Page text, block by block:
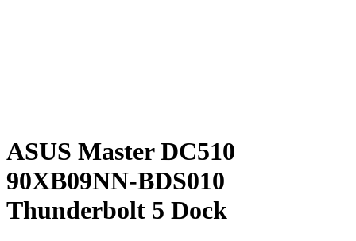
ASUS Master DC510
90XB09NN-BDS010
Thunderbolt 5 Dock